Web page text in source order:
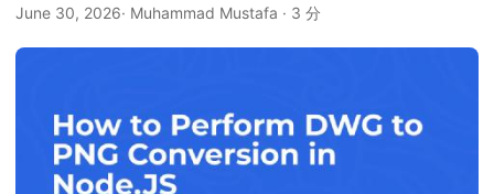
え
June 30, 2026· Muhammad Mustafa · 3 分